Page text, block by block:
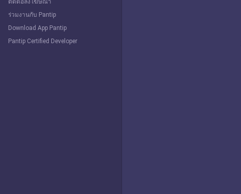
ติดต่อลงโฆษณา
ร่วมงานกับ Pantip
Download App Pantip
Pantip Certified Developer